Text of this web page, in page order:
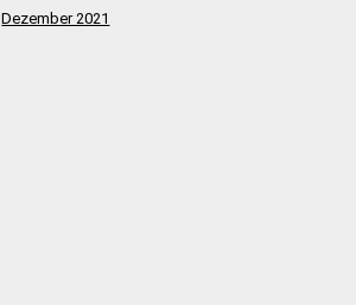
Dezember 2021